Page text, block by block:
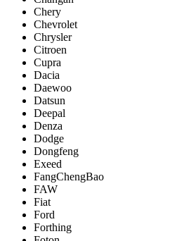
Chery
Chevrolet
Chrysler
Citroen
Cupra
Dacia
Daewoo
Datsun
Deepal
Denza
Dodge
Dongfeng
Exeed
FangChengBao
FAW
Fiat
Ford
Forthing